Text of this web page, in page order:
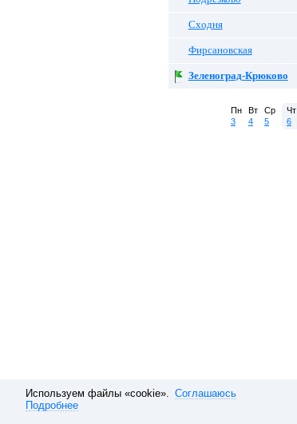
Сходня
Фирсановская
Зеленоград-Крюково
Пн
3
Вт
4
Ср
5
Чт
6
Используем файлы «cookie». Соглашаюсь
Подробнее